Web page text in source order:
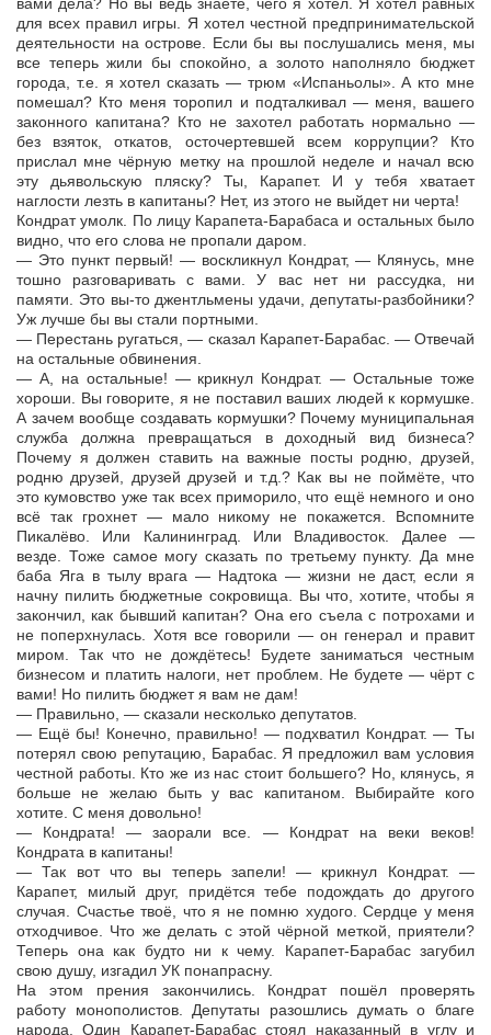
вами дела? Но вы ведь знаете, чего я хотел. Я хотел равных
для всех правил игры. Я хотел честной предпринимательской
деятельности на острове. Если бы вы послушались меня, мы
все теперь жили бы спокойно, а золото наполняло бюджет
города, т.е. я хотел сказать — трюм «Испаньолы». А кто мне
помешал? Кто меня торопил и подталкивал — меня, вашего
законного капитана? Кто не захотел работать нормально —
без взяток, откатов, осточертевшей всем коррупции? Кто
прислал мне чёрную метку на прошлой неделе и начал всю
эту дьявольскую пляску? Ты, Карапет. И у тебя хватает
наглости лезть в капитаны? Нет, из этого не выйдет ни черта!
Кондрат умолк. По лицу Карапета-Барабаса и остальных было
видно, что его слова не пропали даром.
— Это пункт первый! — воскликнул Кондрат, — Клянусь, мне
тошно разговаривать с вами. У вас нет ни рассудка, ни
памяти. Это вы-то джентльмены удачи, депутаты-разбойники?
Уж лучше бы вы стали портными.
— Перестань ругаться, — сказал Карапет-Барабас. — Отвечай
на остальные обвинения.
— А, на остальные! — крикнул Кондрат. — Остальные тоже
хороши. Вы говорите, я не поставил ваших людей к кормушке.
А зачем вообще создавать кормушки? Почему муниципальная
служба должна превращаться в доходный вид бизнеса?
Почему я должен ставить на важные посты родню, друзей,
родню друзей, друзей друзей и т.д.? Как вы не поймёте, что
это кумовство уже так всех приморило, что ещё немного и оно
всё так грохнет — мало никому не покажется. Вспомните
Пикалёво. Или Калининград. Или Владивосток. Далее —
везде. Тоже самое могу сказать по третьему пункту. Да мне
баба Яга в тылу врага — Надтока — жизни не даст, если я
начну пилить бюджетные сокровища. Вы что, хотите, чтобы я
закончил, как бывший капитан? Она его съела с потрохами и
не поперхнулась. Хотя все говорили — он генерал и правит
миром. Так что не дождётесь! Будете заниматься честным
бизнесом и платить налоги, нет проблем. Не будете — чёрт с
вами! Но пилить бюджет я вам не дам!
— Правильно, — сказали несколько депутатов.
— Ещё бы! Конечно, правильно! — подхватил Кондрат. — Ты
потерял свою репутацию, Барабас. Я предложил вам условия
честной работы. Кто же из нас стоит большего? Но, клянусь, я
больше не желаю быть у вас капитаном. Выбирайте кого
хотите. С меня довольно!
— Кондрата! — заорали все. — Кондрат на веки веков!
Кондрата в капитаны!
— Так вот что вы теперь запели! — крикнул Кондрат. —
Карапет, милый друг, придётся тебе подождать до другого
случая. Счастье твоё, что я не помню худого. Сердце у меня
отходчивое. Что же делать с этой чёрной меткой, приятели?
Теперь она как будто ни к чему. Карапет-Барабас загубил
свою душу, изгадил УК понапрасну.
На этом прения закончились. Кондрат пошёл проверять
работу монополистов. Депутаты разошлись думать о благе
народа. Один Карапет-Барабас стоял наказанный в углу и